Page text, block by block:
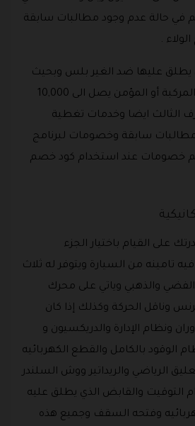
في حالة عدم وجود مطالبات سابقة
.
يطلق عليها ضد الغير بلس وبحيث
يكون الضرر فيها على المركبة أو المؤمن يصل الى 10,000
الثالث ايضا وخدمات تغطية
سابقة وخصومات لبرنامج
خصومات عند استخدام كود خصم
على القيام باختيار الجزء
تامينه من السيارة ويتوفر له ثلاث
والذهبي وياتي على محرك
وناقل الحركة وكذلك إذا كان
ونظام الإدارة والدريكسيون و
الوقود بالكامل والقطع الكهربائيه
الرياضي والريداتير ووش السلندر
التوقيت والقابض الذي يطلق عليه
وفتحه السقف وجميع هذه